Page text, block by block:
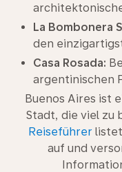
La Bombonera
den
Casa Rosada:
argentinischen
Buenos Aires ist
Stadt, die viel zu
Reiseführer
auf und